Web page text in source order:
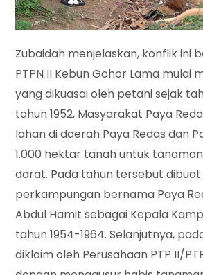
Zubaidah menjelaskan, konflik ini
PTPN II Kebun Gohor Lama mulai
yang dikuasai oleh petani sejak
tahun 1952, Masyarakat Paya
lahan di daerah Paya Redas dan
1.000 hektar tanah untuk
darat. Pada tahun tersebut
perkampungan bernama Paya
Abdul Hamit sebagai Kepala
tahun 1954-1964. Selanjutnya,
diklaim oleh Perusahaan PTP II/